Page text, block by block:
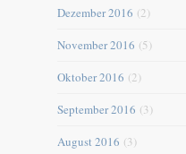
Dezember 2016 (2)
November 2016 (5)
Oktober 2016 (2)
September 2016 (3)
August 2016 (3)